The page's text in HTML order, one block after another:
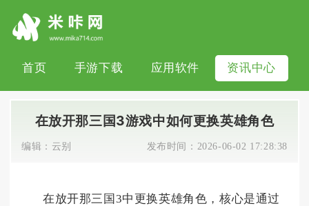
首页 手游下载 应用软件 资讯中心
在放开那三国3游戏中如何更换英雄角色
编辑： 云别 发布时间： 2026-06-02 17:28:38
在放开那三国3中更换英雄角色，核心是通过